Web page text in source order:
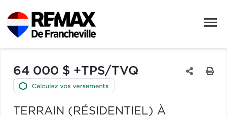
64 000 $ +TPS/TVQ
TERRAIN (RÉSIDENTIEL) À